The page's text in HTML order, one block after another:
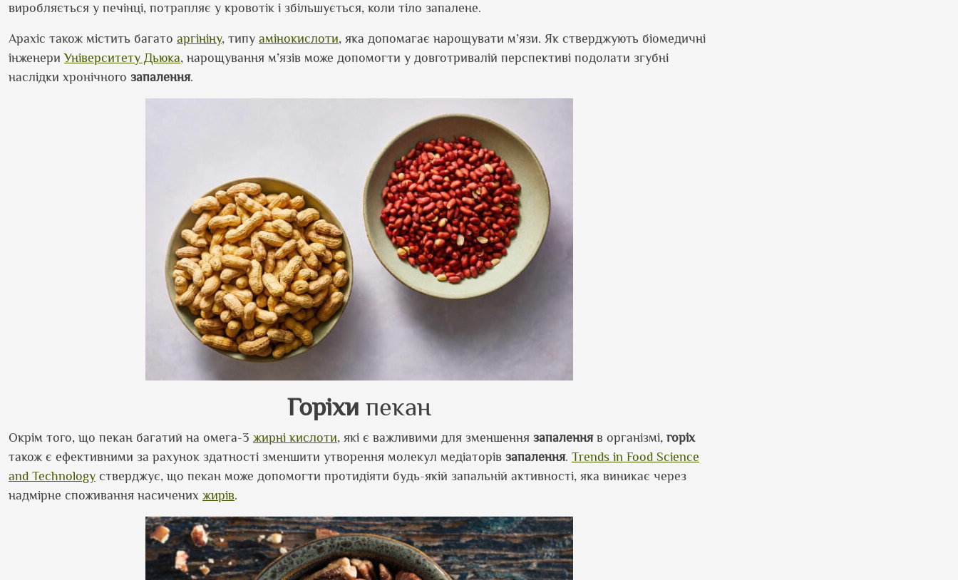
виробляється у печінці, потрапляє у кровотік і збільшується, коли тіло запалене.
Арахіс також містить багато аргініну, типу амінокислоти, яка допомагає нарощувати м’язи. Як стверджують біомедичні
інженериУніверситету Дьюка, нарощування м’язів може допомогти у довготривалій перспективі подолати згубні
наслідки хронічного запалення.
Горіхи пекан
Окрім того, що пекан багатий на омега-3 жирні кислоти, які є важливими для зменшення запаленняв організмі, горіх
також є ефективними за рахунок здатності зменшити утворення молекул медіаторів запалення. Trends in Food Science
and Technology стверджує, що пекан може допомогти протидіяти будь-якій запальній активності, яка виникає через
надмірне споживання насичених жирів.